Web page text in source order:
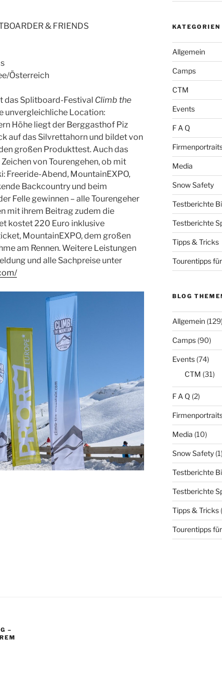
& FRIENDS
Österreich
das Splitboard-Festival Climb the
unvergleichliche Location:
Höhe liegt der Berggasthof Piz
auf das Silvrettahorn und bildet von
großen Produkttest. Auch das
von Tourengehen, ob mit
Freeride-Abend, MountainEXPO,
Backcountry und beim
Felle gewinnen – alle Tourengeher
mit ihrem Beitrag zudem die
kostet 220 Euro inklusive
MountainEXPO, dem großen
am Rennen. Weitere Leistungen
und alle Sachpreise unter
KATEGORIEN
Allgemein
Camps
CTM
Events
F A Q
Media
Snow Safety
Testberichte
Testberichte
Tipps & Tricks
Tourentipps
BLOG
Allgemein(129)
Camps(90)
Events(74)
CTM (31)
F A Q (2)
Media (10)
Snow Safety(1)
Testberichte
Testberichte
Tipps & Tricks
Tourentipps
–